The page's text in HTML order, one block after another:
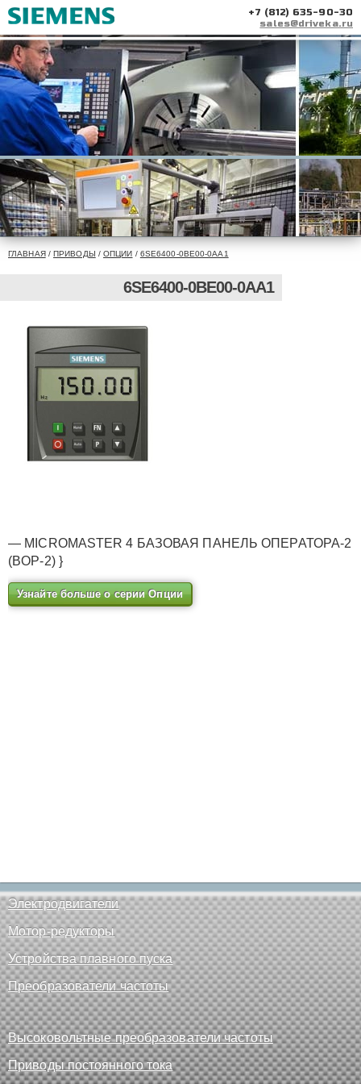
+7 (812) 635-90-30
sales@driveka.ru
ГЛАВНАЯ/ПРИВОДЫ /ОПЦИИ / 6SE6400-0BE00-0AA1
6SE6400-0BE00-0AA1
— MICROMASTER 4 БАЗОВАЯ ПАНЕЛЬ ОПЕРАТОРА-2
(BOP-2) }
Узнайте больше о серии Опции
Электродвигатели
Мотор-редукторы
Устройства плавного пуска
Преобразователи частоты
Высоковольтные преобразователи частоты
Приводы постоянного тока